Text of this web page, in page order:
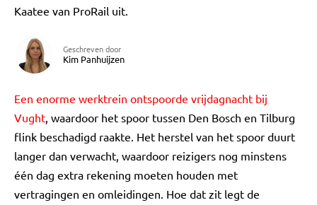
Kaatee van ProRail uit.
Geschreven door
Kim Panhuijzen
Een enorme werktrein ontspoorde vrijdagnacht bij
Vught, waardoor het spoor tussen Den Bosch en Tilburg
flink beschadigd raakte. Het herstel van het spoor duurt
langer dan verwacht, waardoor reizigers nog minstens
één dag extra rekening moeten houden met
vertragingen en omleidingen. Hoe dat zit legt de